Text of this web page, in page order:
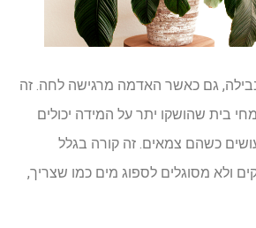
גם כאשר האדמה מרגישה לחה. זה
בית שהושקו יתר על המידה יכולים
כשהם צמאים. זה קורה בגלל
ולא מסוגלים לספוג מים כמו שצריך,